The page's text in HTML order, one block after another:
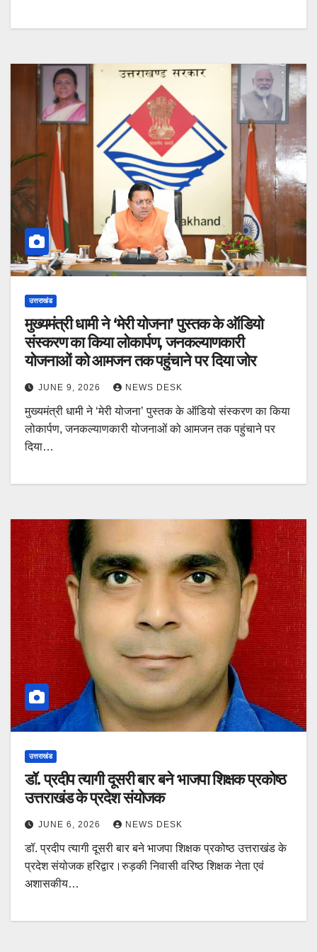
उत्तराखंड
मुख्यमंत्री धामी ने ‘मेरी योजना’ पुस्तक के ऑडियो
संस्करण का किया लोकार्पण, जनकल्याणकारी
योजनाओं को आमजन तक पहुंचाने पर दिया जोर
JUNE 9, 2026 NEWS DESK
मुख्यमंत्री धामी ने ‘मेरी योजना’ पुस्तक के ऑडियो संस्करण का किया
लोकार्पण, जनकल्याणकारी योजनाओं को आमजन तक पहुंचाने पर
दिया…
उत्तराखंड
डॉ. प्रदीप त्यागी दूसरी बार बने भाजपा शिक्षक प्रकोष्ठ
उत्तराखंड के प्रदेश संयोजक
JUNE 6, 2026 NEWS DESK
डॉ. प्रदीप त्यागी दूसरी बार बने भाजपा शिक्षक प्रकोष्ठ उत्तराखंड के
प्रदेश संयोजक हरिद्वार।रुड़की निवासी वरिष्ठ शिक्षक नेता एवं
अशासकीय…